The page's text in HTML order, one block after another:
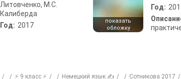
Литовченко, М.С.
Калиберда
Год: 2017
показать
обложку
Год:
⚡ 9 класс ⚡ Немецкий язык ✍ Сотникова 2017